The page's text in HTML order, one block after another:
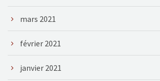
mars 2021
février 2021
janvier 2021